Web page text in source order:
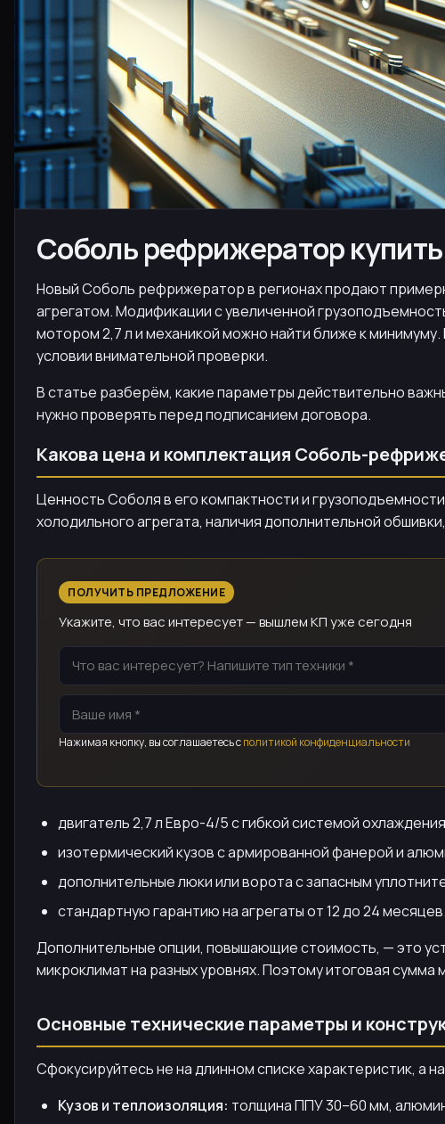
Соболь рефрижератор
Новый Соболь рефрижератор в регионах продают
агрегатом. Модификации с увеличенной
мотором 2,7 л и механикой можно найти ближе к
условии внимательной проверки.
В статье разберём, какие параметры действительно
нужно проверять перед подписанием договора.
Какова цена и комплектация Соболь-
Ценность Соболя в его компактности и
холодильного агрегата, наличия дополнительной
ПОЛУЧИТЬ ПРЕДЛОЖЕНИЕ
Укажите, что вас интересует — вышлем КП уже сегодня
Нажимая кнопку, вы соглашаетесь сполитикой конфиденциальности
двигатель 2,7 л Евро-4/5 с гибкой системой
изотермический кузов с армированной фанерой и
дополнительные люки или ворота с запасным
стандартную гарантию на агрегаты от 12 до 24 месяцев.
Дополнительные опции, повышающие стоимость, — это
микроклимат на разных уровнях. Поэтому итоговая
Основные технические параметры и
Сфокусируйтесь не на длинном списке характеристик, а
Кузов и теплоизоляция: толщина ППУ 30–60 мм,